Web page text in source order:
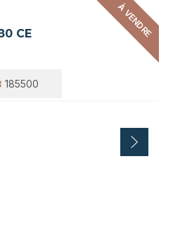
À VENDRE
CE
185500